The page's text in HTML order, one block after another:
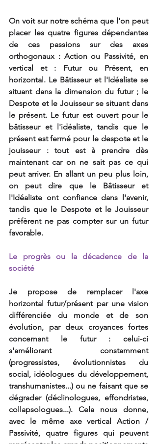
On voit sur notre schéma que l'on peut
placer les quatre figures dépendantes
de ces passions sur des axes
orthogonaux : Action ou Passivité, en
vertical et : Futur ou Présent, en
horizontal. Le Bâtisseur et l'Idéaliste se
situant dans la dimension du futur ; le
Despote et le Jouisseur se situant dans
le présent. Le futur est ouvert pour le
bâtisseur et l'idéaliste, tandis que le
présent est fermé pour le despote et le
jouisseur : tout est à prendre dès
maintenant car on ne sait pas ce qui
peut arriver. En allant un peu plus loin,
on peut dire que le Bâtisseur et
l'Idéaliste ont confiance dans l'avenir,
tandis que le Despote et le Jouisseur
préfèrent ne pas compter sur un futur
favorable.
Le progrès ou la décadence de la
société
Je propose de remplacer l'axe
horizontal futur/présent par une vision
différenciée du monde et de son
évolution, par deux croyances fortes
concernant le futur : celui-ci
s'améliorant  constamment
(progressistes, évolutionnistes du
social, idéologues du développement,
transhumanistes...) ou ne faisant que se
dégrader (déclinologues, effondristes,
collapsologues...). Cela nous donne,
avec le même axe vertical Action /
Passivité, quatre figures qui peuvent